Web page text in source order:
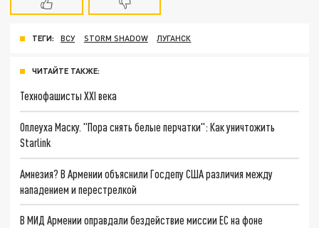
ТЕГИ: ВСУ STORM SHADOW ЛУГАНСК
ЧИТАЙТЕ ТАКЖЕ:
Технофашисты XXI века
Оплеуха Маску. "Пора снять белые перчатки": Как уничтожить
Starlink
Амнезия? В Армении объяснили Госдепу США различия между
нападением и перестрелкой
В МИД Армении оправдали бездействие миссии ЕС на фоне